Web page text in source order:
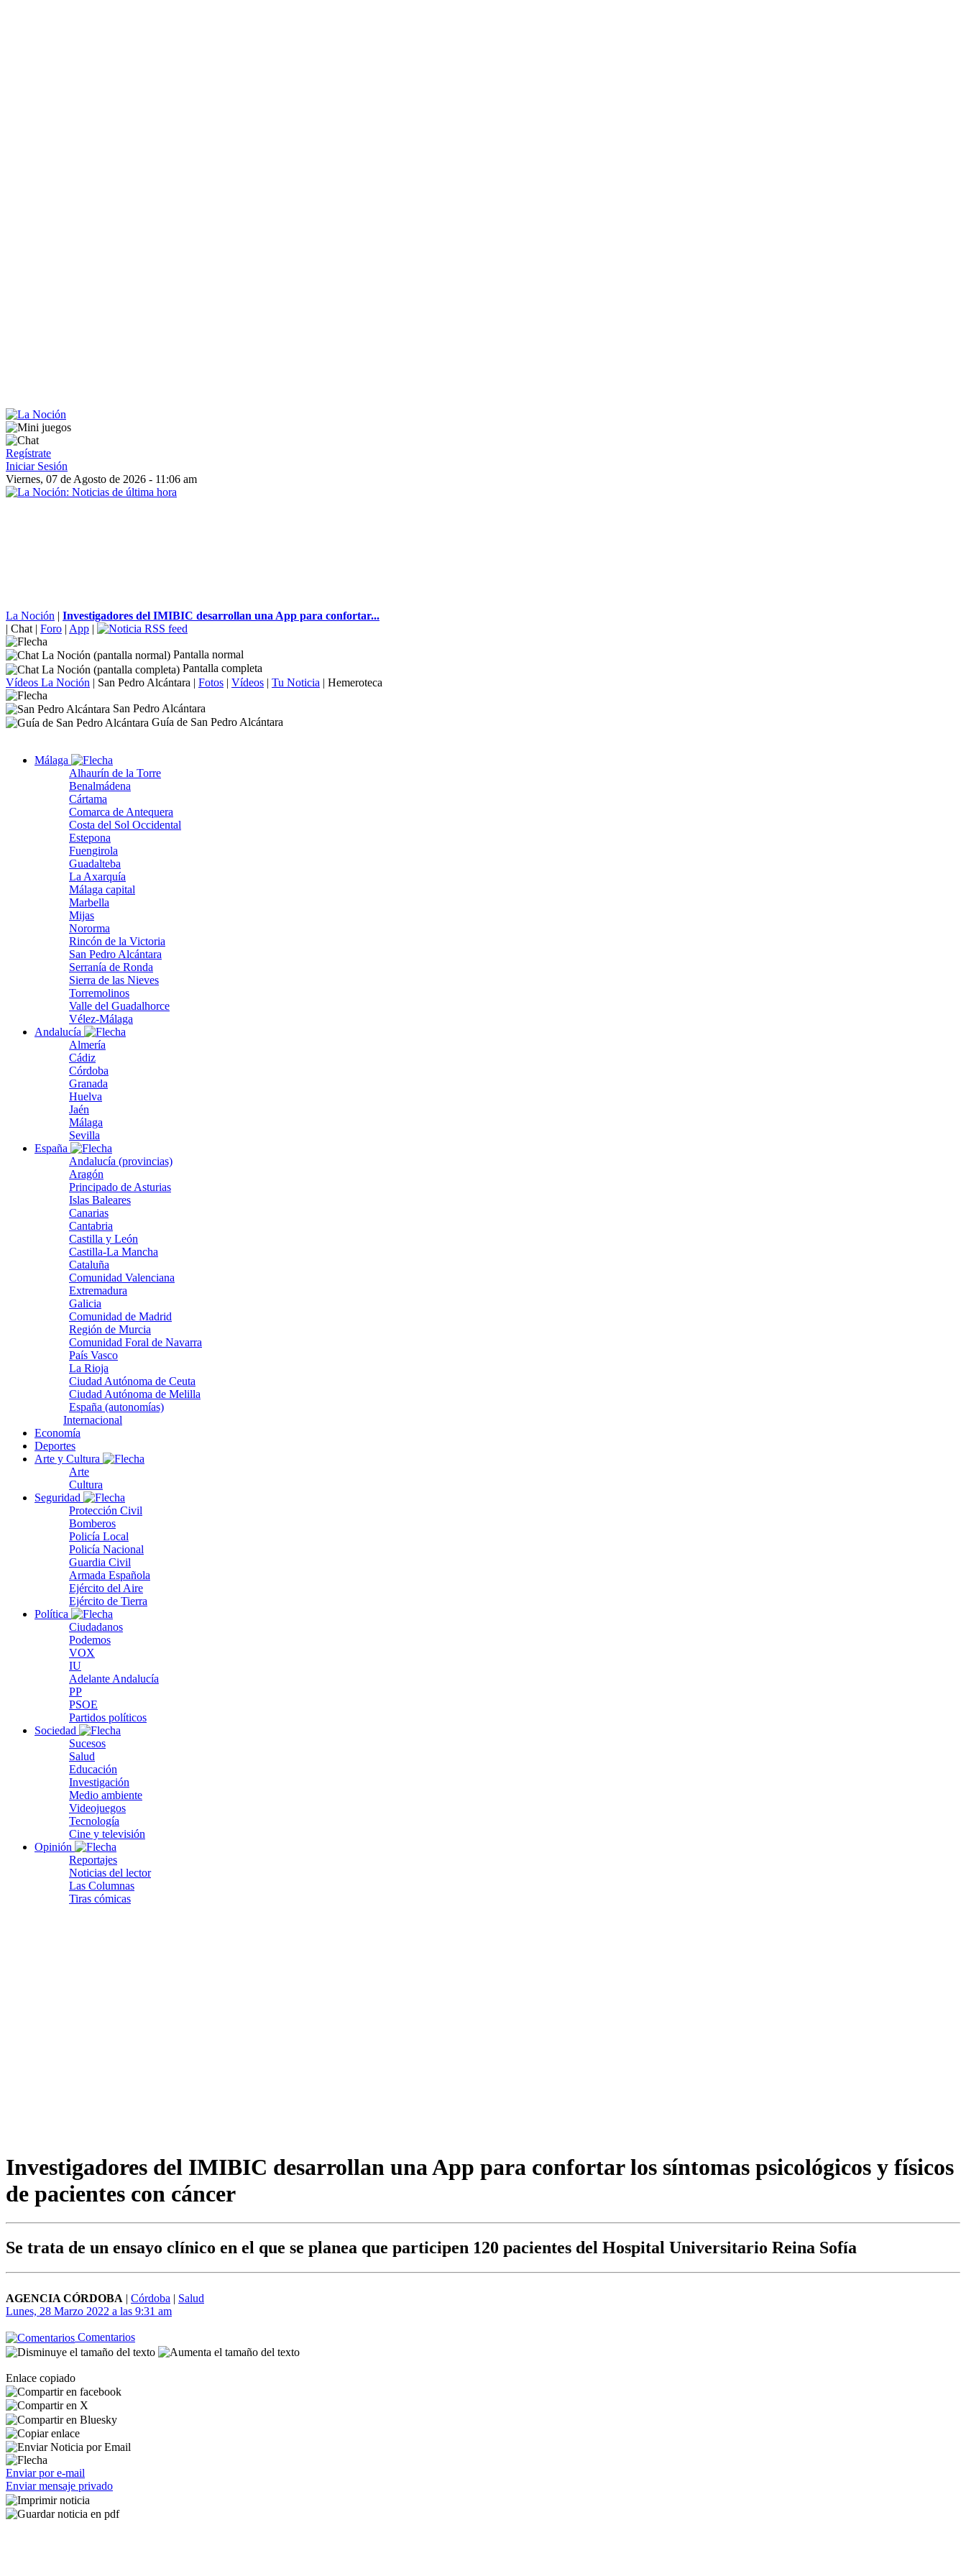
Regístrate
Iniciar Sesión
Viernes, 07 de Agosto de 2026 - 11:06 am
La Noción | Investigadores del IMIBIC desarrollan una App para confortar...
| Chat | Foro | App |
Pantalla normal
Pantalla completa
Vídeos La Noción | San Pedro Alcántara | Fotos | Vídeos | Tu Noticia | Hemeroteca
San Pedro Alcántara
Guía de San Pedro Alcántara
Málaga
Alhaurín de la Torre
Benalmádena
Cártama
Comarca de Antequera
Costa del Sol Occidental
Estepona
Fuengirola
Guadalteba
La Axarquía
Málaga capital
Marbella
Mijas
Nororma
Rincón de la Victoria
San Pedro Alcántara
Serranía de Ronda
Sierra de las Nieves
Torremolinos
Valle del Guadalhorce
Vélez-Málaga
Andalucía
Almería
Cádiz
Córdoba
Granada
Huelva
Jaén
Málaga
Sevilla
España
Andalucía (provincias)
Aragón
Principado de Asturias
Islas Baleares
Canarias
Cantabria
Castilla y León
Castilla-La Mancha
Cataluña
Comunidad Valenciana
Extremadura
Galicia
Comunidad de Madrid
Región de Murcia
Comunidad Foral de Navarra
País Vasco
La Rioja
Ciudad Autónoma de Ceuta
Ciudad Autónoma de Melilla
España (autonomías)
Internacional
Economía
Deportes
Arte y Cultura
Arte
Cultura
Seguridad
Protección Civil
Bomberos
Policía Local
Policía Nacional
Guardia Civil
Armada Española
Ejército del Aire
Ejército de Tierra
Política
Ciudadanos
Podemos
VOX
IU
Adelante Andalucía
PP
PSOE
Partidos políticos
Sociedad
Sucesos
Salud
Educación
Investigación
Medio ambiente
Videojuegos
Tecnología
Cine y televisión
Opinión
Reportajes
Noticias del lector
Las Columnas
Tiras cómicas
Investigadores del IMIBIC desarrollan una App para confortar los síntomas psicológicos y físicos
de pacientes con cáncer
Se trata de un ensayo clínico en el que se planea que participen 120 pacientes del Hospital Universitario Reina Sofía
AGENCIA CÓRDOBA | Córdoba | Salud
Lunes, 28 Marzo 2022 a las 9:31 am
Comentarios
Enlace copiado
Enviar por e-mail
Enviar mensaje privado